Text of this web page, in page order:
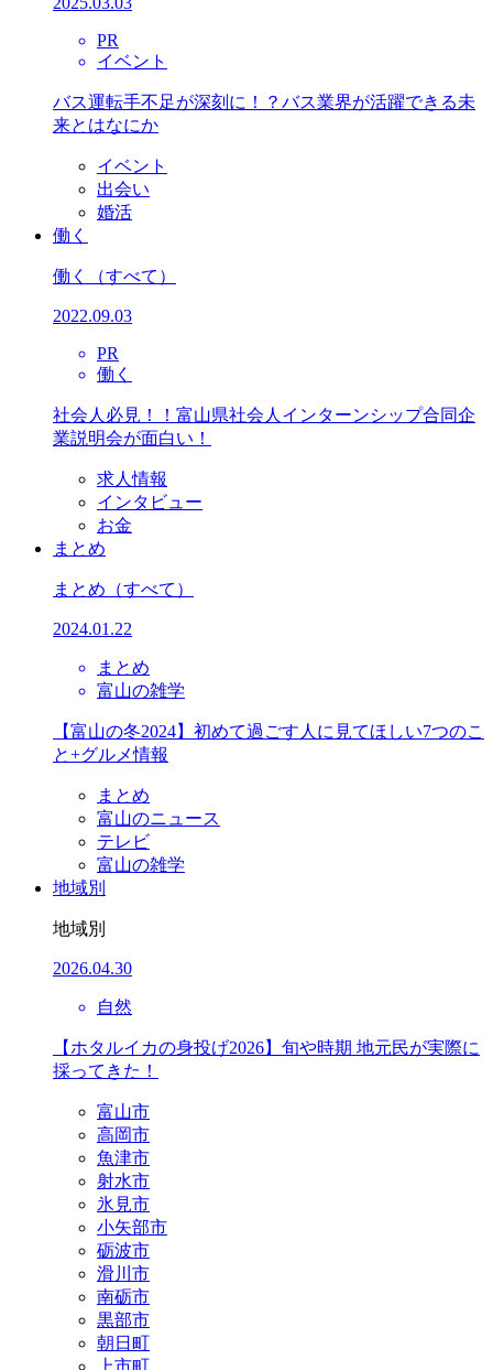
PR
イベント
バス運転手不足が深刻に！？バス業界が活躍できる未
来とはなにか
イベント
出会い
婚活
働く
働く （すべて）
2022.09.03
PR
働く
社会人必見！！富山県社会人インターンシップ合同企
業説明会が面白い！
求人情報
インタビュー
お金
まとめ
まとめ （すべて）
2024.01.22
まとめ
富山の雑学
【富山の冬2024】初めて過ごす人に見てほしい7つのこ
と+グルメ情報
まとめ
富山のニュース
テレビ
富山の雑学
地域別
地域別
2026.04.30
自然
【ホタルイカの身投げ2026】旬や時期 地元民が実際に
採ってきた！
富山市
高岡市
魚津市
射水市
氷見市
小矢部市
砺波市
滑川市
南砺市
黒部市
朝日町
上市町